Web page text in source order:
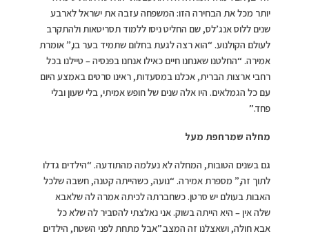
יותר מכל את הבחירה הזו: המשפחה עזבה את ישראל לארבע
שנים ללוס אנג’לס, שם החליט ניסו ללמוד תסריטאות ולהתקרב
לעולם הקולנוע. “הוא רצה לגעת בחלום שתמיד בער בו,” אומרת
אמירה. “החלטנו שאנחנו חיים כאילו אנחנו בפנסיה – טיילנו בכל
רחבי ארצות הברית, אכלנו במסעדות, ראינו סרטים באמצע היום
עם כל הגמלאים. היו אלה שנים של חופש אמיתי, בלי שעון ובלי
פחד.”
מחלה שמרחפת מעל
גם בשנים הטובות, המחלה לא נעלמה מהתודעה. “הילדים גדלו
לתוך זה,” מספרת אמירה. “נועה, כשהייתה קטנה, חשבה שלכל
האבות בעולם יש סרטן. כשחברתה לכיתה אמרה לה שלאבא
שלה אין – היא הייתה בשוק. אני נאלצתי להסביר לה שלא כל
אבא חולה, ושאצלנו זה המצב.”אבל מתחת לפני השטח, הילדים